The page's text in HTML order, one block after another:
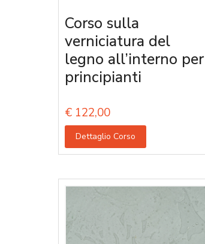
Corso sulla
verniciatura del
legno all’interno per
principianti
€ 122,00
Dettaglio Corso